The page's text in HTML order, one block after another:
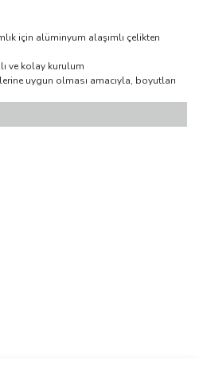
için alüminyum alaşımlı çelikten
ve kolay kurulum
uygun olması amacıyla, boyutları